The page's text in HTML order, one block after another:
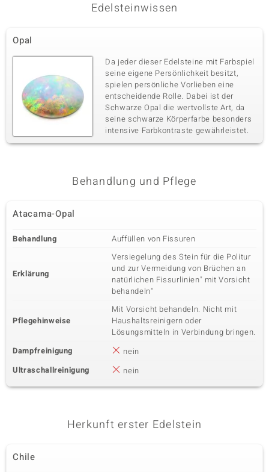
Edelsteinwissen
Opal
Da jeder dieser Edelsteine mit Farbspiel
seine eigene Persönlichkeit besitzt,
spielen persönliche Vorlieben eine
entscheidende Rolle. Dabei ist der
Schwarze Opal die wertvollste Art, da
seine schwarze Körperfarbe besonders
intensive Farbkontraste gewährleistet.
Behandlung und Pflege
Atacama-Opal
Behandlung Auffüllen von Fissuren
Erklärung
Versiegelung des Stein für die Politur
und zur Vermeidung von Brüchen an
natürlichen Fissurlinien" mit Vorsicht
behandeln"
Pflegehinweise
Mit Vorsicht behandeln. Nicht mit
Haushaltsreinigern oder
Lösungsmitteln in Verbindung bringen.
Dampfreinigung
nein
Ultraschallreinigung
nein
Herkunft erster Edelstein
Chile